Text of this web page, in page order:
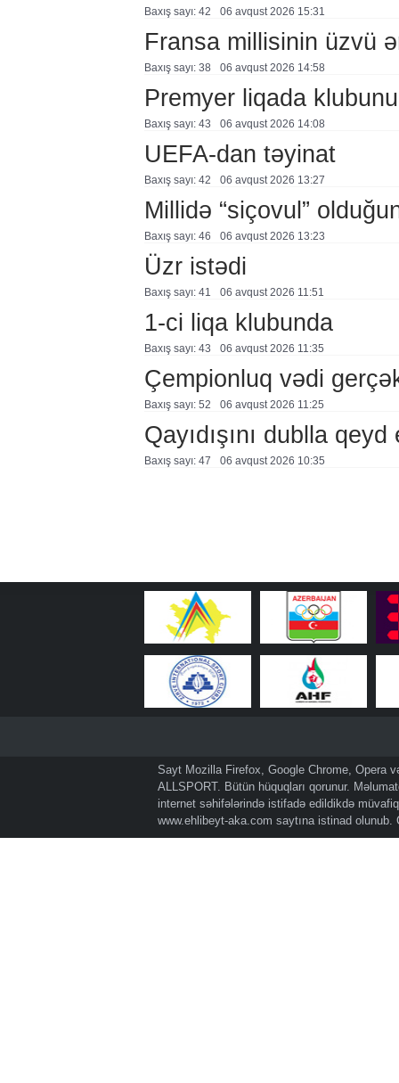
Baxış sayı: 42 06 avqust 2026 15:31
Fransa millisinin üzvü
Baxış sayı: 38 06 avqust 2026 14:58
Premyer liqada
Baxış sayı: 43 06 avqust 2026 14:08
UEFA-dan təyinat
Baxış sayı: 42 06 avqust 2026 13:27
Millidə “siçovul”
Baxış sayı: 46 06 avqust 2026 13:23
Üzr istədi
Baxış sayı: 41 06 avqust 2026 11:51
1-ci liqa klubunda
Baxış sayı: 43 06 avqust 2026 11:35
Çempionluq vədi
Baxış sayı: 52 06 avqust 2026 11:25
Qayıdışını dublla qeyd
Baxış sayı: 47 06 avqust 2026 10:35
Sayt Mozilla Firefox, Google Chrome, Opera
ALLSPORT. Bütün hüquqları qorunur.
internet səhifələrində istifadə edildikdə
www.ehlibeyt-aka.com saytına istinad olunub.